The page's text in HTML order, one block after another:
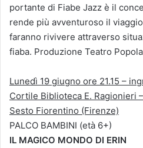
portante di Fiabe Jazz è il
rende più avventuroso il
faranno rivivere attraverso
fiaba. Produzione Teatro
Lunedì 19 giugno ore 21.15 –
Cortile Biblioteca E. Ragionieri
Sesto Fiorentino (Firenze)
PALCO BAMBINI (età 6+)
IL MAGICO MONDO DI ERIN